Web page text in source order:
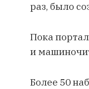
раз, было
Пока
и
Более 50